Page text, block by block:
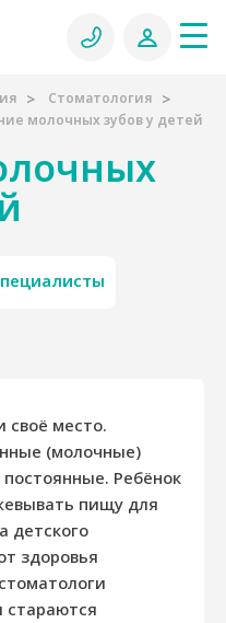
Стоматология
молочных зубов у детей
своё место.
(молочные)
Ребёнок
пищу для
детского
здоровья
стараются